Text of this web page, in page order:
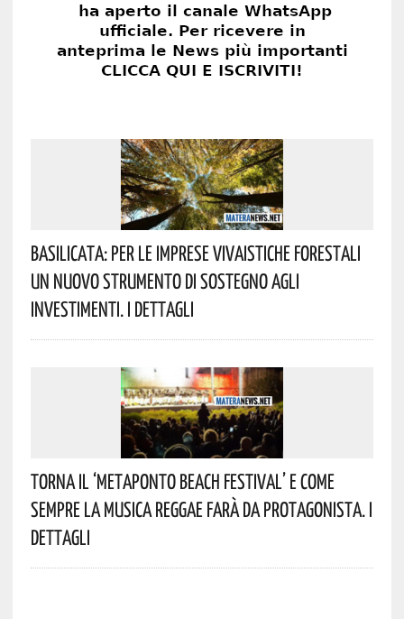
Basilicata: Per Le Imprese Vivaistiche Forestali
Un Nuovo Strumento Di Sostegno Agli
Investimenti. I Dettagli
Torna Il ‘Metaponto Beach Festival’ E Come
Sempre La Musica Reggae Farà Da Protagonista. I
Dettagli